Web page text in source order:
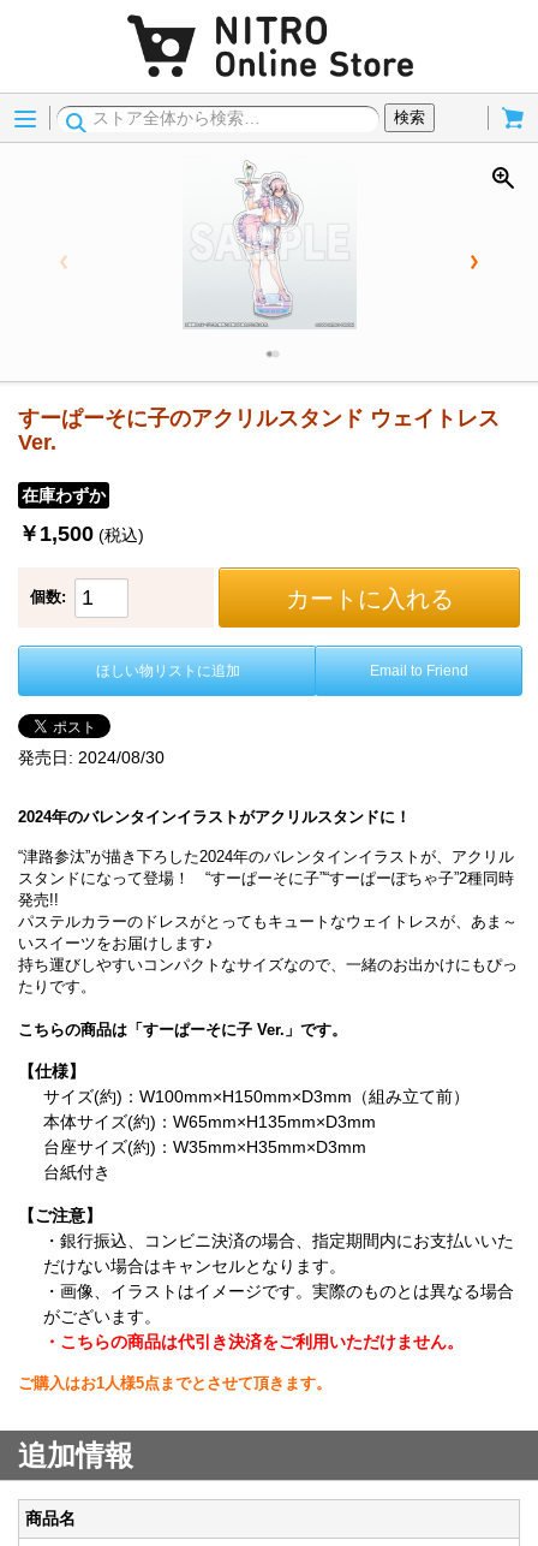
Menu
検索
すーぱーそに子のアクリルスタンド ウェイトレス
Ver.
在庫わずか
￥1,500 (税込)
個数: カートに入れる
ほしい物リストに追加 Email to Friend
発売日: 2024/08/30
2024年のバレンタインイラストがアクリルスタンドに！
“津路参汰”が描き下ろした2024年のバレンタインイラストが、アクリル
スタンドになって登場！ “すーぱーそに子”“すーぱーぽちゃ子”2種同時
発売!!
パステルカラーのドレスがとってもキュートなウェイトレスが、あま～
いスイーツをお届けします♪
持ち運びしやすいコンパクトなサイズなので、一緒のお出かけにもぴっ
たりです。
こちらの商品は「すーぱーそに子 Ver.」です。
【仕様】
サイズ(約)：W100mm×H150mm×D3mm（組み立て前）
本体サイズ(約)：W65mm×H135mm×D3mm
台座サイズ(約)：W35mm×H35mm×D3mm
台紙付き
【ご注意】
・銀行振込、コンビニ決済の場合、指定期間内にお支払いいた
だけない場合はキャンセルとなります。
・画像、イラストはイメージです。実際のものとは異なる場合
がございます。
・こちらの商品は代引き決済をご利用いただけません。
ご購入はお1人様5点までとさせて頂きます。
追加情報
商品名